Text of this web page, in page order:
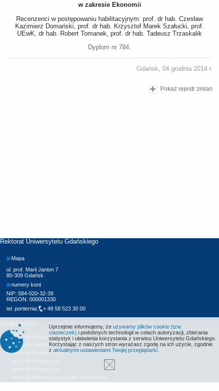
w zakresie Ekonomii
Recenzenci w postępowaniu habilitacyjnym: prof. dr hab. Czesław
Kazimierz Domański, prof. dr hab. Krzysztof Marek Szałucki, prof.
UEwK, dr hab. Robert Tomanek, prof. dr hab. Tadeusz Trzaskalik
Dyplom nr 784.
Gdańsk, 04 grudnia 2014 r.
Pokaż rejestr zmian
Rektorat Uniwersytetu Gdańskiego
Mapa
ul. prof. Marii Janion 7
80-309 Gdańsk
numery kont
NIP: 584-020-32-39
REGON: 000001330
tel. portiernia:
+ 48 58 523 30 00
Wydziały UG
Wydział Biologii
Wydział Chemii
Wydział Ekonomiczny
Uprzejmie informujemy, że używamy plików cookie (tzw.
ciasteczek) i podobnych technologii w celach autoryzacji, zbierania
statystyk i ułatwienia korzystania z serwisu Uniwersytetu Gdańskiego.
Korzystając z naszych stron wyrażasz zgodę na ich użycie, zgodnie
z aktualnymi ustawieniami Twojej przeglądarki